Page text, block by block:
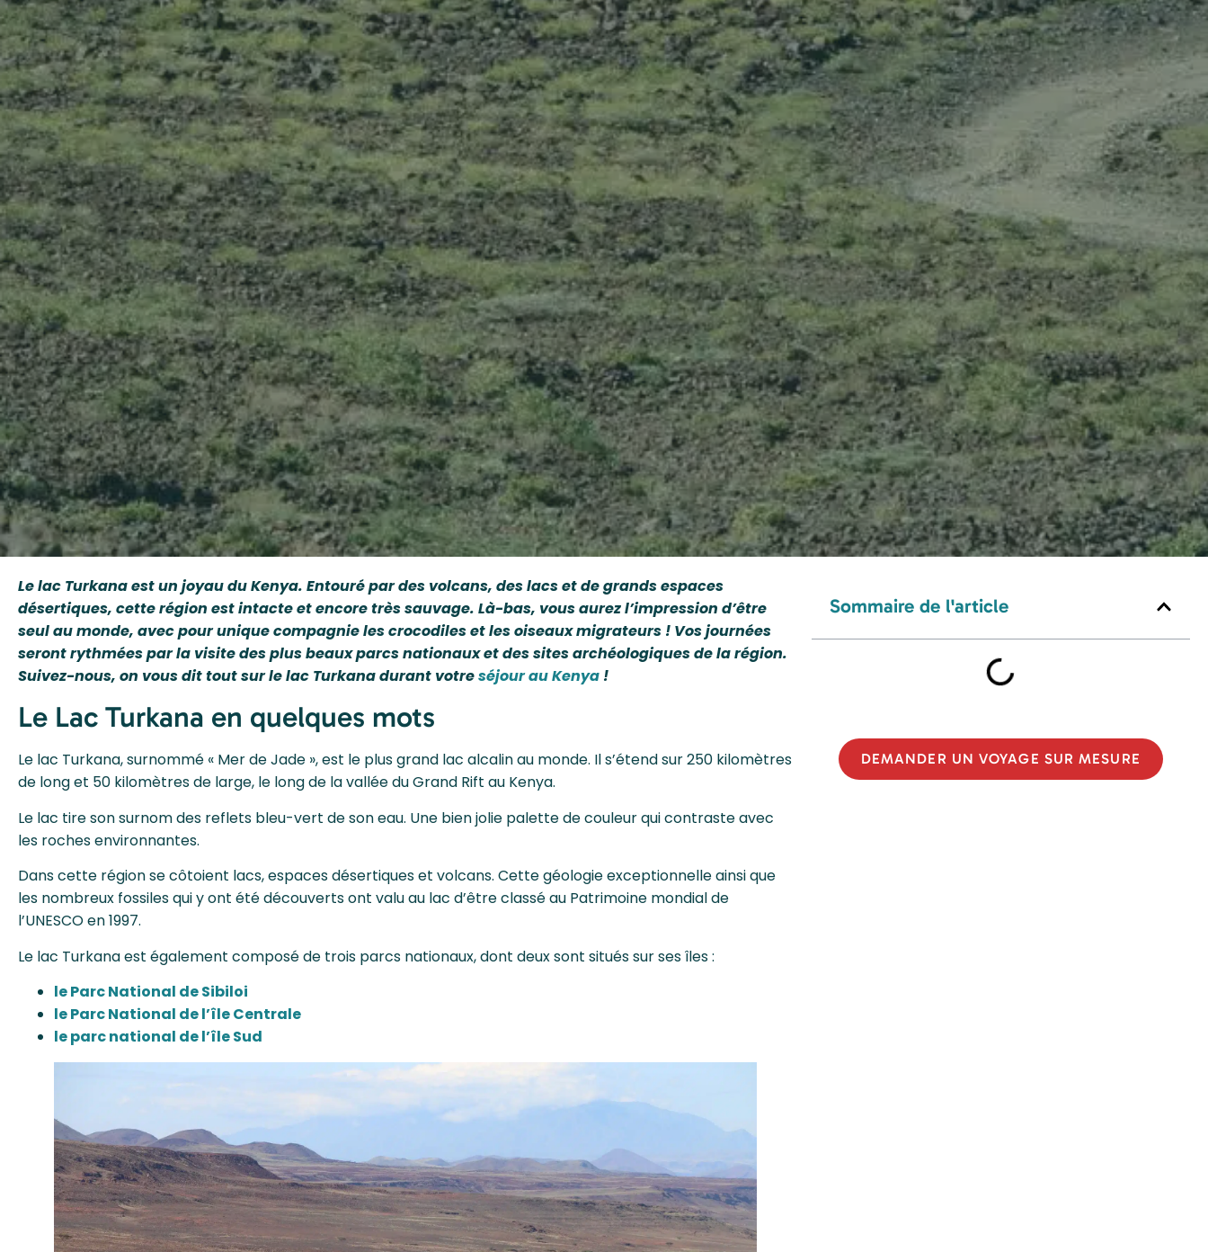
Le lac Turkana est un joyau du Kenya. Entouré par des volcans, des lacs et de grands espaces
désertiques, cette région est intacte et encore très sauvage. Là-bas, vous aurez l’impression d’être
seul au monde, avec pour unique compagnie les crocodiles et les oiseaux migrateurs ! Vos journées
seront rythmées par la visite des plus beaux parcs nationaux et des sites archéologiques de la région.
Suivez-nous, on vous dit tout sur le lac Turkana durant votreséjour au Kenya !
Le Lac Turkana en quelques mots
Le lac Turkana, surnommé « Mer de Jade », est le plus grand lac alcalin au monde. Il s’étend sur 250 kilomètres
de long et 50 kilomètres de large, le long de la vallée du Grand Rift au Kenya.
Le lac tire son surnom des reflets bleu-vert de son eau. Une bien jolie palette de couleur qui contraste avec
les roches environnantes.
Dans cette région se côtoient lacs, espaces désertiques et volcans. Cette géologie exceptionnelle ainsi que
les nombreux fossiles qui y ont été découverts ont valu au lac d’être classé au Patrimoine mondial de
l’UNESCO en 1997.
Le lac Turkana est également composé de trois parcs nationaux, dont deux sont situés sur ses îles :
le Parc National de Sibiloi
le Parc National de l’île Centrale
le parc national de l’île Sud
Sommaire de l'article
DEMANDER UN VOYAGE SUR MESURE